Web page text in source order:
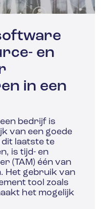
en
in een
bedrijf is
van een goede
laatste te
is tijd- en
(TAM) één van
Het gebruik van
tool zoals
het mogelijk